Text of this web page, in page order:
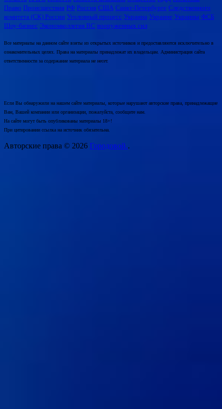
Право Происшествия РФ Россия США Санкт-Петербурге Следственного
комитета (СК) России Уголовный процесс Украина Украине Украины ФСБ
Шоу-бизнес Экономколлегия ВС вооруженных сил
Все материалы на данном сайте взяты из открытых источников и предоставляются исключительно в
ознакомительных целях. Права на материалы принадлежат их владельцам. Администрация сайта
ответственности за содержание материала не несет.
Если Вы обнаружили на нашем сайте материалы, которые нарушают авторские права, принадлежащие
Вам, Вашей компании или организации, пожалуйста, сообщите нам.
На сайте могут быть опубликованы материалы 18+!
При цитировании ссылка на источник обязательна.
Авторские права © 2026 Городовой..